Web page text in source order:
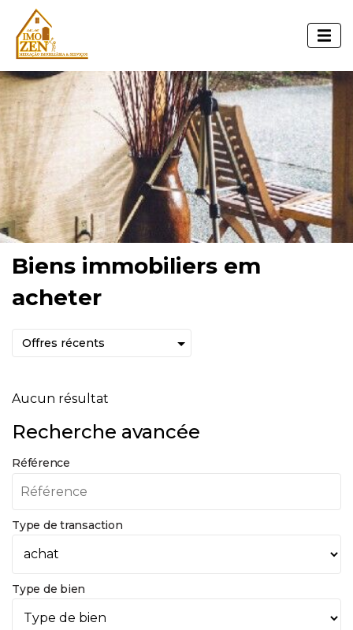
Biens immobiliers em
acheter
Aucun résultat
Recherche avancée
Référence
Type de transaction
Type de bien